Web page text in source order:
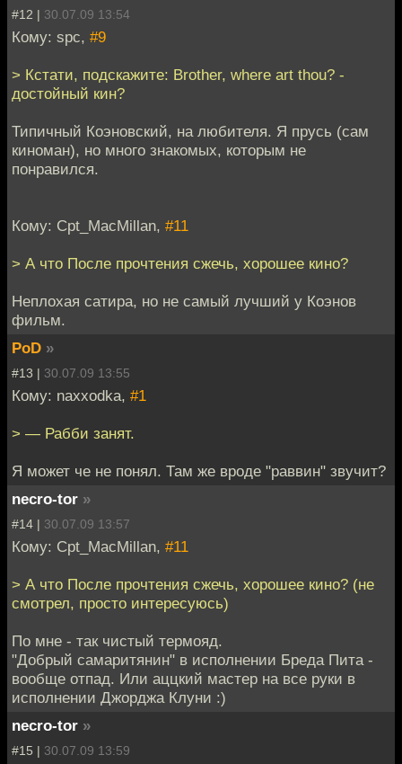
#12 | 30.07.09 13:54
Кому: spc, #9
> Кстати, подскажите: Brother, where art thou? -
достойный кин?
Типичный Коэновский, на любителя. Я прусь (сам
киноман), но много знакомых, которым не
понравился.
Кому: Cpt_MacMillan, #11
> А что После прочтения сжечь, хорошее кино?
Неплохая сатира, но не самый лучший у Коэнов
фильм.
PoD »
#13 | 30.07.09 13:55
Кому: naxxodka, #1
> — Рабби занят.
Я может че не понял. Там же вроде "раввин" звучит?
necro-tor »
#14 | 30.07.09 13:57
Кому: Cpt_MacMillan, #11
> А что После прочтения сжечь, хорошее кино? (не
смотрел, просто интересуюсь)
По мне - так чистый термояд.
"Добрый самаритянин" в исполнении Бреда Пита -
вообще отпад. Или аццкий мастер на все руки в
исполнении Джорджа Клуни :)
necro-tor »
#15 | 30.07.09 13:59